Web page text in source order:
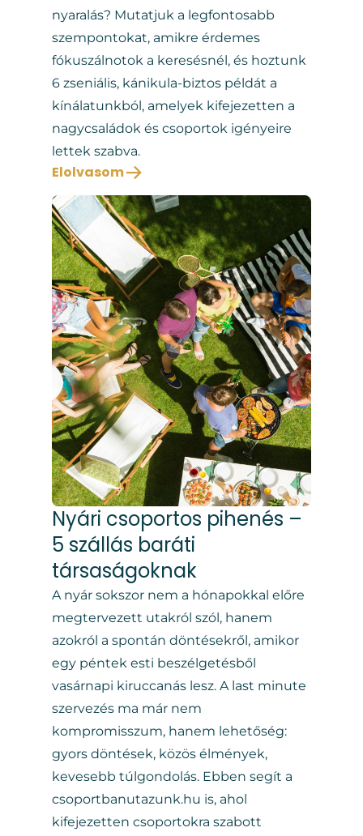
nyaralás? Mutatjuk a legfontosabb
szempontokat, amikre érdemes
fókuszálnotok a keresésnél, és hoztunk
6 zseniális, kánikula-biztos példát a
kínálatunkból, amelyek kifejezetten a
nagycsaládok és csoportok igényeire
lettek szabva.
Elolvasom
Nyári csoportos pihenés –
5 szállás baráti
társaságoknak
A nyár sokszor nem a hónapokkal előre
megtervezett utakról szól, hanem
azokról a spontán döntésekről, amikor
egy péntek esti beszélgetésből
vasárnapi kiruccanás lesz. A last minute
szervezés ma már nem
kompromisszum, hanem lehetőség:
gyors döntések, közös élmények,
kevesebb túlgondolás. Ebben segít a
csoportbanutazunk.hu is, ahol
kifejezetten csoportokra szabott